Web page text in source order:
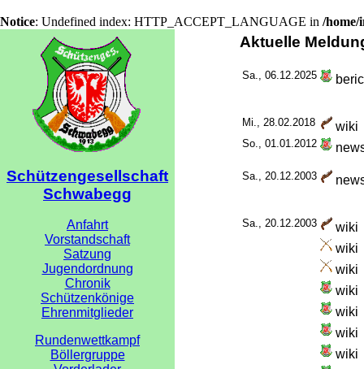
Notice: Undefined index: HTTP_ACCEPT_LANGUAGE in /home/
Schützengesellschaft
Schwabegg
Anfahrt
Vorstandschaft
Satzung
Jugendordnung
Chronik
Schützenkönige
Ehrenmitglieder
Rundenwettkampf
Böllergruppe
Aktuelle
Sa., 06.12.2025
Mi., 28.02.2018 wiki
So., 01.01.2012
Sa., 20.12.2003
Sa., 20.12.2003
wiki
wiki
wiki
wiki
wiki
wiki
wiki